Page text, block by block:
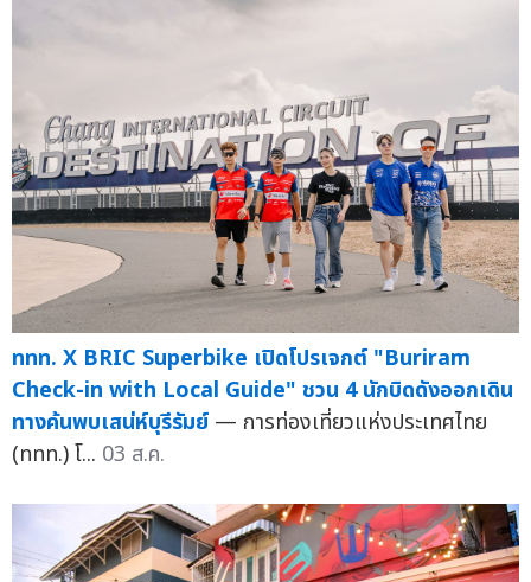
ททท. X BRIC Superbike เปิดโปรเจกต์ "Buriram
Check-in with Local Guide" ชวน 4 นักบิดดังออกเดิน
ทางค้นพบเสน่ห์บุรีรัมย์ — การท่องเที่ยวแห่งประเทศไทย
(ททท.) โ... 03 ส.ค.